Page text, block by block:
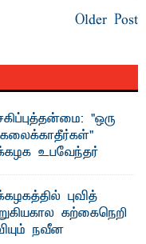
Older Post
"ஒரு
–
உபவேந்தர்
கனவு என்னால்
மாணவரும் ...
புவித்
கற்கைநெறி
நவீன